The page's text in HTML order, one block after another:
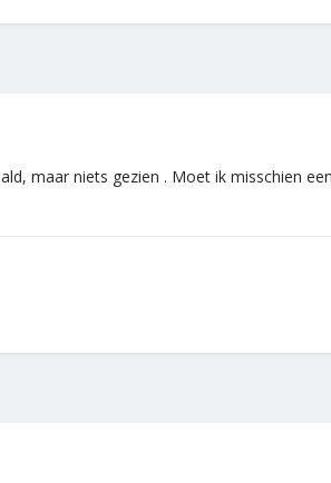
maar niets gezien . Moet ik misschien